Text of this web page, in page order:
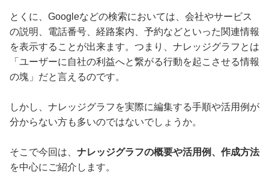
とくに、Googleなどの検索においては、会社やサービス
の説明、電話番号、経路案内、予約などといった関連情報
を表示することが出来ます。つまり、ナレッジグラフとは
「ユーザーに自社の利益へと繋がる行動を起こさせる情報
の塊」だと言えるのです。
しかし、ナレッジグラフを実際に編集する手順や活用例が
分からない方も多いのではないでしょうか。
そこで今回は、 ナレッジグラフの概要や活用例、作成方法
を中心にご紹介します。